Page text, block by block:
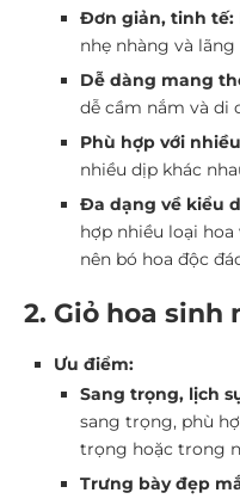
Đơn giản, tinh tế:
nhẹ nhàng và lãng
Dễ dàng mang
dễ cầm nắm và di
Phù hợp với
nhiều dịp khác
Đa dạng về kiểu
hợp nhiều loại hoa
nên bó hoa độc
2. Giỏ hoa sinh
Ưu điểm:
Sang trọng, lịch
sang trọng, phù
trọng hoặc trong
Trưng bày đẹp